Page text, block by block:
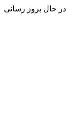
در حال بروز رسانی